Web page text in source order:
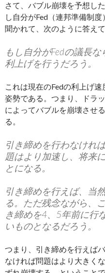
さて、バブル崩壊を予想し
し自分がFed（連邦準備制
聞かれて、次のように答えて
もし自分がFedの議長
利上げを行うだろう。
これは現在のFedの利上げ
姿勢である。つまり、ドラ
によってバブルを崩壊させ
る。
引き締めを行わなけれ
題はより加速し、将来
とになる。
引き締めを行えば、当
る。ただ残念ながら、
き締めを4、5年前に行
いものとなるだろう。
つまり、引き締めを行えば
なければ問題はより大きく